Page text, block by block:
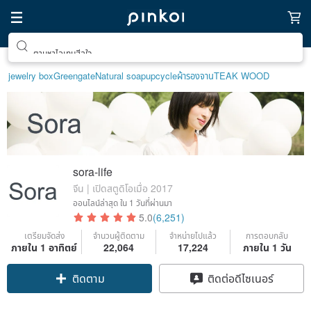
ตามหาไอเทมฮีลใจ
jewelry boxGreengateNatural soapupcycleผ้ารองจานTEAK WOOD
sora-life
จีน | เปิดสตูดิโอเมื่อ 2017
ออนไลน์ล่าสุดใน 1 วันที่ผ่านมา
5.0(6,251)
เตรียมจัดส่ง
ภายใน 1 อาทิตย์
จำนวนผู้ติดตาม
22,064
จำหน่ายไปแล้ว
17,224
การตอบกลับ
ภายใน 1 วัน
Claim coupon
ติดต่อดีไซเนอร์